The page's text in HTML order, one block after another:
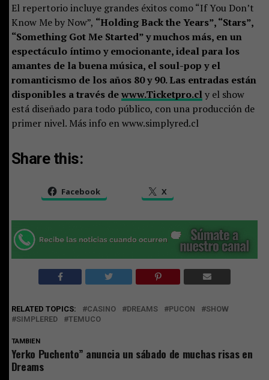
El repertorio incluye grandes éxitos como “If You Don’t
Know Me by Now”, “Holding Back the Years”, “Stars”,
“Something Got Me Started” y muchos más, en un
espectáculo íntimo y emocionante, ideal para los
amantes de la buena música, el soul-pop y el
romanticismo de los años 80 y 90. Las entradas están
disponibles a través dewww.Ticketpro.cly el show
está diseñado para todo público, con una producción de
primer nivel. Más info en www.simplyred.cl
Share this:
Facebook X
RELATED TOPICS: CASINO DREAMS PUCON
SHOW
SIMPLERED
TEMUCO
TAMBIEN
Yerko Puchento” anuncia un sábado de muchas risas en
Dreams